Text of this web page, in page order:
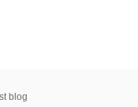
blog